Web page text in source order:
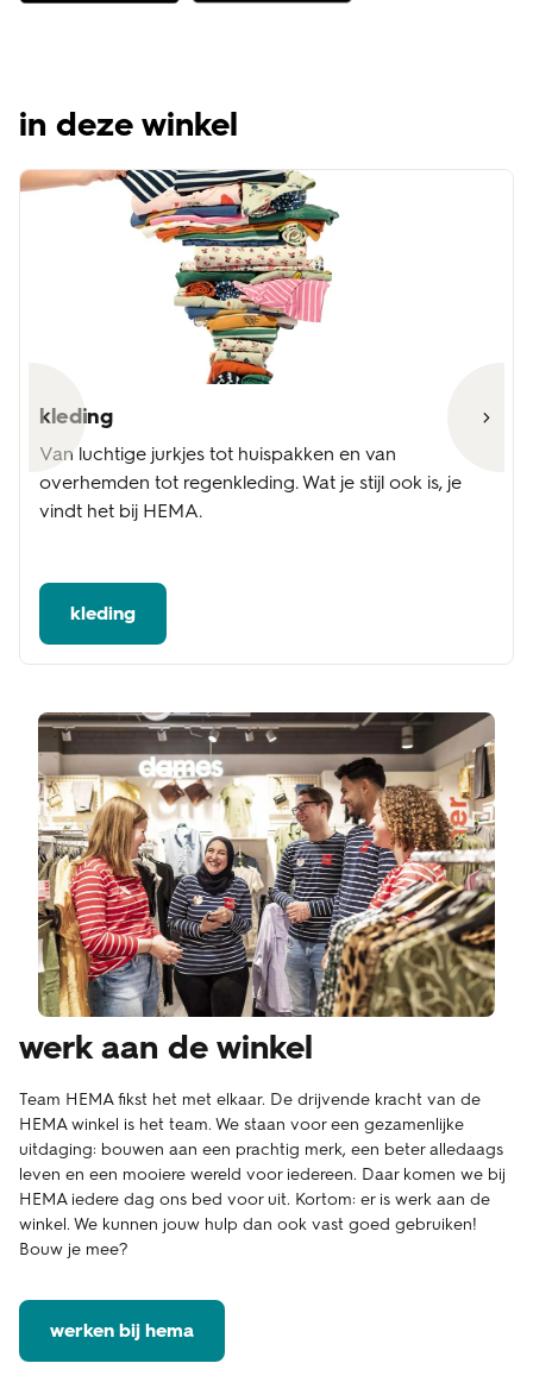
in deze winkel
kleding
Van luchtige jurkjes tot huispakken en van
overhemden tot regenkleding. Wat je stijl ook is, je
vindt het bij HEMA.
kleding
werk aan de winkel
Team HEMA fikst het met elkaar. De drijvende kracht van de
HEMA winkel is het team. We staan voor een gezamenlijke
uitdaging: bouwen aan een prachtig merk, een beter alledaags
leven en een mooiere wereld voor iedereen. Daar komen we bij
HEMA iedere dag ons bed voor uit. Kortom: er is werk aan de
winkel. We kunnen jouw hulp dan ook vast goed gebruiken!
Bouw je mee?
werken bij hema